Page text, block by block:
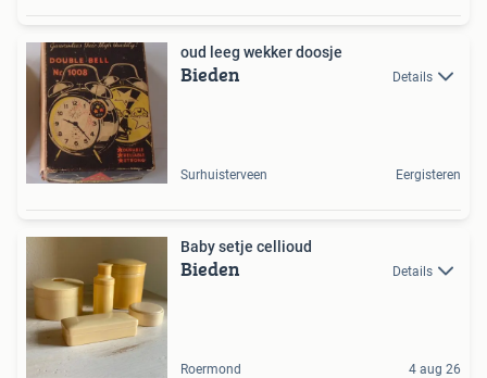
oud leeg wekker doosje
Bieden Details
Surhuisterveen Eergisteren
Baby setje cellioud
Bieden Details
Roermond 4 aug 26